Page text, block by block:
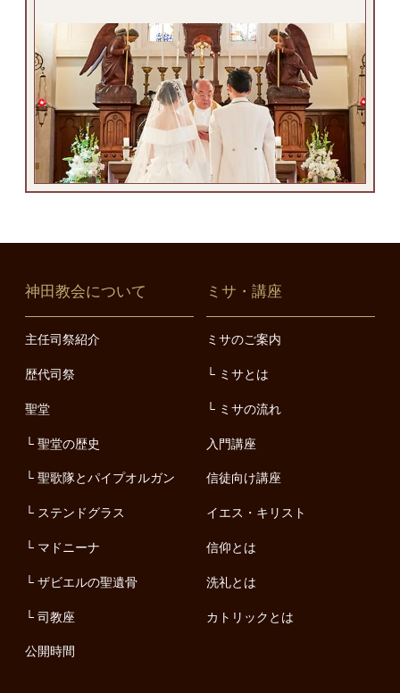
神田教会について
主任司祭紹介
歴代司祭
聖堂
聖堂の歴史
聖歌隊とパイプオルガン
ステンドグラス
マドニーナ
ザビエルの聖遺骨
司教座
公開時間
ミサ・講座
ミサのご案内
ミサとは
ミサの流れ
入門講座
信徒向け講座
イエス・キリスト
信仰とは
洗礼とは
カトリックとは